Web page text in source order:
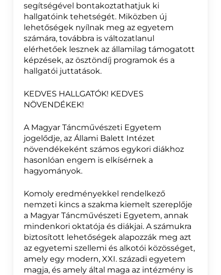
segítségével bontakoztathatjuk ki
hallgatóink tehetségét. Miközben új
lehetőségek nyílnak meg az egyetem
számára, továbbra is változatlanul
elérhetőek lesznek az államilag támogatott
képzések, az ösztöndíj programok és a
hallgatói juttatások.
KEDVES HALLGATÓK! KEDVES
NÖVENDÉKEK!
A Magyar Táncművészeti Egyetem
jogelődje, az Állami Balett Intézet
növendékeként számos egykori diákhoz
hasonlóan engem is elkísérnek a
hagyományok.
Komoly eredményekkel rendelkező
nemzeti kincs a szakma kiemelt szereplője
a Magyar Táncművészeti Egyetem, annak
mindenkori oktatója és diákjai. A számukra
biztosított lehetőségek alapozzák meg azt
az egyetemi szellemi és alkotói közösséget,
amely egy modern, XXI. századi egyetem
magja, és amely által maga az intézmény is